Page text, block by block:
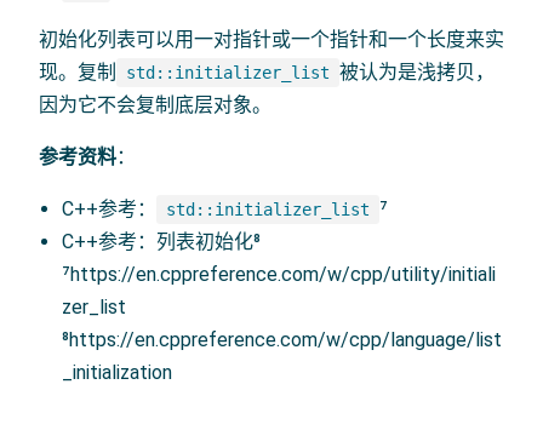
初始化列表可以用一对指针或一个指针和一个长度来实
现。复制
std::initializer_list 被认为是浅拷贝，
因为它不会复制底层对象。
参考资料：
C++参考： std::initializer_list
⁷
C++参考：列表初始化⁸
⁷https://en.cppreference.com/w/cpp/utility/initiali
zer_list
⁸https://en.cppreference.com/w/cpp/language/list
_initialization